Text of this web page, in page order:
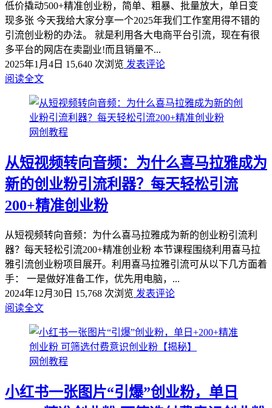
低价撬动500+精准创业粉，简单、粗暴、批量放大，单日变
现多张 今天我给大家分享一个2025年我们工作室用得不错的
引流创业粉的办法。 就是利用各大电商平台引流，现在有很
多平台的网店在卖副业!而且销量不...
2025年1月4日 15,640 次浏览 发表评论
阅读全文
网创教程
从短视频转向音频：为什么喜马拉雅成为
新的创业粉引流利器？每天轻松引流
200+精准创业粉
从短视频转向音频：为什么喜马拉雅成为新的创业粉引流利
器？每天轻松引流200+精准创业粉 本节课程围绕利用喜马拉
雅引流创业粉项目展开。利用喜马拉雅引流可从以下几方面着
手： 一是做好准备工作，优先用电脑，...
2024年12月30日 15,768 次浏览 发表评论
阅读全文
网创教程
小红书一张图片“引爆”创业粉，单日